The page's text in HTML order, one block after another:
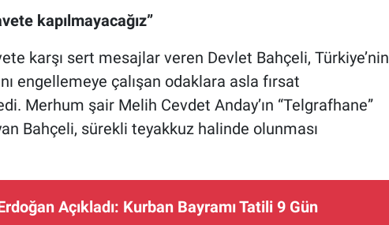
kapılmayacağız”
karşı sert mesajlar veren Devlet Bahçeli, Türkiye’nin
engellemeye çalışan odaklara asla fırsat
Merhum şair Melih Cevdet Anday’ın “Telgrafhane”
Bahçeli, sürekli teyakkuz halinde olunması
Açıkladı: Kurban Bayramı Tatili 9 Gün